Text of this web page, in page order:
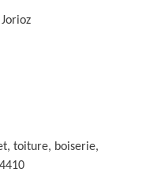
toiture, boiserie,